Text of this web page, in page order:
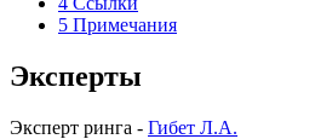
5 Примечания
Эксперты
Эксперт ринга - Гибет Л.А.